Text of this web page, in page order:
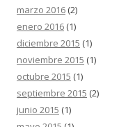
marzo 2016 (2)
enero 2016 (1)
diciembre 2015 (1)
noviembre 2015 (1)
octubre 2015 (1)
septiembre 2015 (2)
junio 2015 (1)